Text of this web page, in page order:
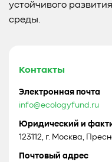
устойчивого
среды.
Контакты
Электронная почта
info@ecologyfund.ru
Юридический и
123112, г. Москва,
Почтовый адрес